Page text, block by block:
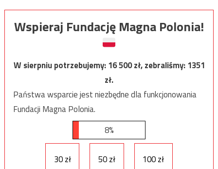
Wspieraj Fundację Magna Polonia!
W sierpniu potrzebujemy:16 500zł, zebraliśmy:1351
zł.
Państwa wsparcie jest niezbędne dla funkcjonowania
Fundacji Magna Polonia.
8%
30 zł 50 zł 100 zł